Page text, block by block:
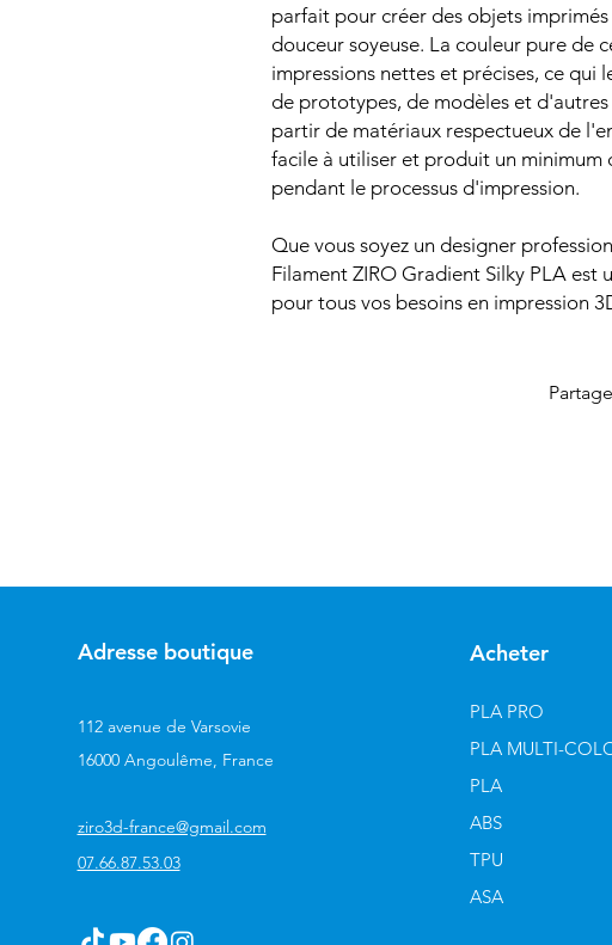
parfait pour créer des objets
douceur soyeuse. La couleur pure de
impressions nettes et précises, ce qui
de prototypes, de modèles et
partir de matériaux respectueux de
facile à utiliser et produit un
pendant le processus d'impression.
Que vous soyez un designer
Filament ZIRO Gradient Silky PLA est
pour tous vos besoins en impression
Adresse boutique
112 avenue de Varsovie
16000 Angoulême, France
ziro3d-france@gmail.com
07.66.87.53.03
Acheter
PLA PRO
PLA MULTI-
PLA
ABS
TPU
ASA